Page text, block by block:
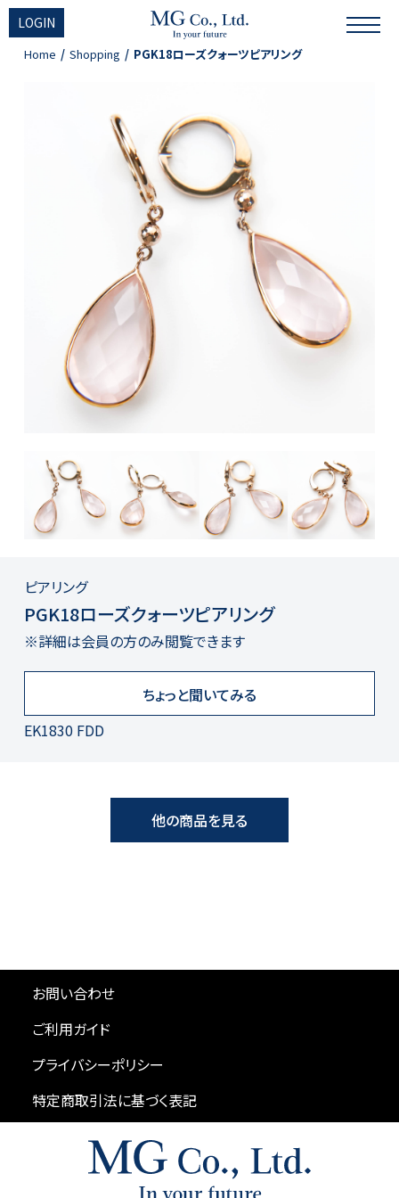
LOGIN
Home Shopping PGK18ローズクォーツピアリング
ピアリング
PGK18ローズクォーツピアリング
※詳細は会員の方のみ閲覧できます
ちょっと聞いてみる
EK1830 FDD
他の商品を見る
お問い合わせ
ご利用ガイド
プライバシーポリシー
特定商取引法に基づく表記